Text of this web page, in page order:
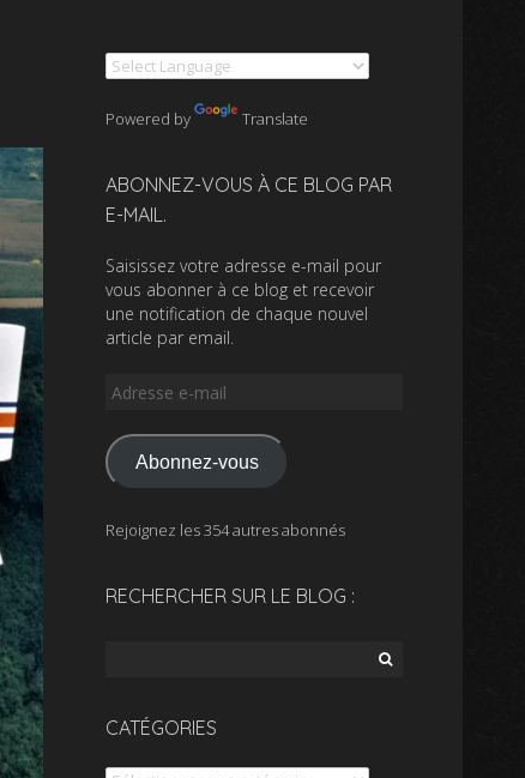
Powered by Translate
ABONNEZ-VOUS À CE BLOG PAR
E-MAIL.
Saisissez votre adresse e-mail pour
vous abonner à ce blog et recevoir
une notification de chaque nouvel
article par email.
Adresse
mail
Abonnez-vous
Rejoignez les 354 autres abonnés
RECHERCHER SUR LE BLOG :
CATÉGORIES